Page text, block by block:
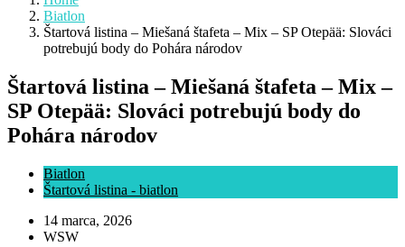
Biatlon
Štartová listina – Miešaná štafeta – Mix – SP Otepää: Slováci
potrebujú body do Pohára národov
Štartová listina – Miešaná štafeta – Mix –
SP Otepää: Slováci potrebujú body do
Pohára národov
Biatlon
Štartová listina - biatlon
14 marca, 2026
WSW